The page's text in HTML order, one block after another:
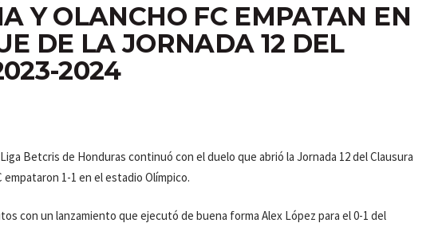
Y OLANCHO FC EMPATAN EN
DE LA JORNADA 12 DEL
2024
Betcris de Honduras continuó con el duelo que abrió la Jornada 12 del Clausura
empataron 1-1 en el estadio Olímpico.
con un lanzamiento que ejecutó de buena forma Alex López para el 0-1 del